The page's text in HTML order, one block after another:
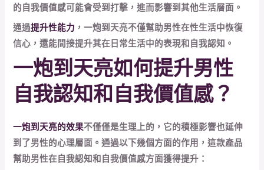
的自我價值感可能會受到打擊，進而影響到其他生活層面。
通過提升性能力 ，一炮到天亮不僅幫助男性在性生活中恢復
信心，還能間接提升其在日常生活中的表現和自我認知。
一炮到天亮如何提升男性
自我認知和自我價值感？
一炮到天亮的效果不僅僅是生理上的，它的積極影響也延伸
到了男性的心理層面。通過以下幾個方面的作用，這款產品
幫助男性在自我認知和自我價值感方面獲得提升：